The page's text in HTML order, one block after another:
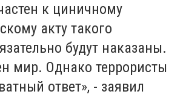
к циничному
акту такого
будут наказаны.
мир. Однако террористы
ответ», - заявил